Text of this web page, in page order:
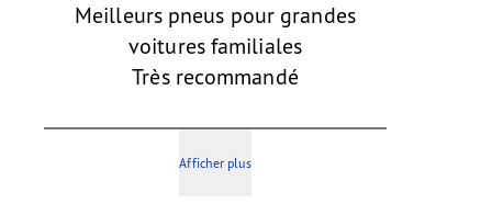
Meilleurs pneus pour grandes
voitures familiales
Très recommandé
Afficher plus